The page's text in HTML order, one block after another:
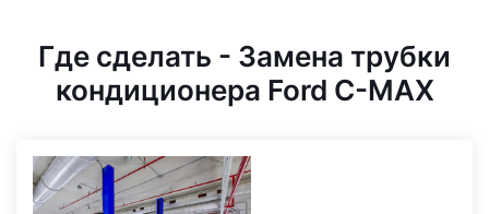
Где сделать - Замена трубки
кондиционера Ford C-MAX